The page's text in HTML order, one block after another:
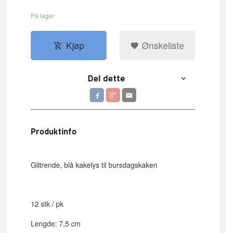
På lager
Kjøp Ønskeliste
Del dette
Produktinfo
Glitrende, blå kakelys til bursdagskaken
12 stk / pk
Lengde: 7,5 cm